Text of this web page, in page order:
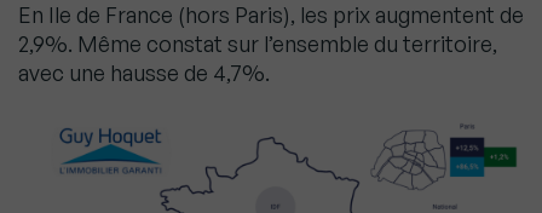
En Ile de France (hors Paris), les prix augmentent de
2,9%. Même constat sur l’ensemble du territoire,
avec une hausse de 4,7%.